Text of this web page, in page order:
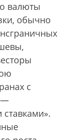
валюты
обычно
с
—
ставками».